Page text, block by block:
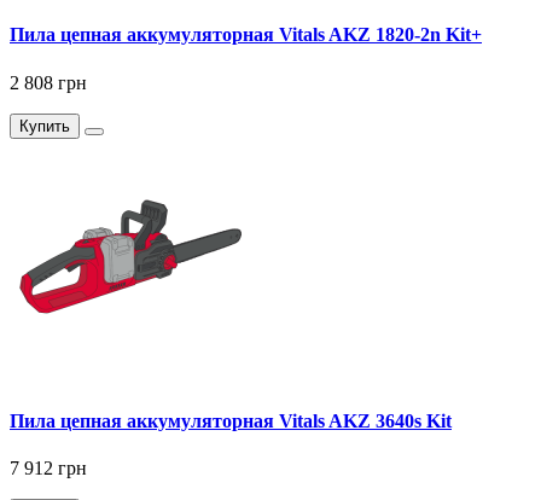
Пила цепная аккумуляторная Vitals AKZ 1820-2n Kit+
2 808 грн
Купить
Пила цепная аккумуляторная Vitals AKZ 3640s Kit
7 912 грн